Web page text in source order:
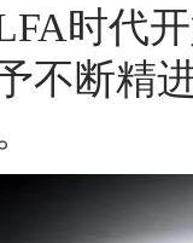
时代
不断精